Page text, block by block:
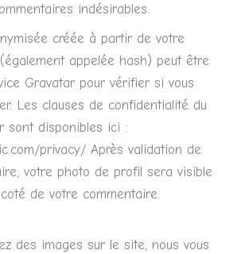
indésirables.
créée à partir de votre
appelée hash) peut être
Gravatar pour vérifier si vous
Les clauses de confidentialité du
sont disponibles ici :
privacy/. Après validation de
votre photo de profil sera visible
de votre commentaire.
des images sur le site, nous vous